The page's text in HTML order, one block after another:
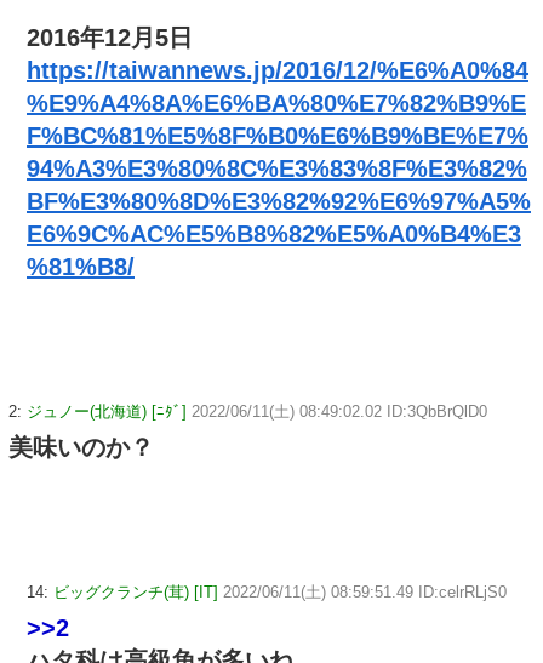
2016年12月5日
https://taiwannews.jp/2016/12/%E6%A0%84
%E9%A4%8A%E6%BA%80%E7%82%B9%E
F%BC%81%E5%8F%B0%E6%B9%BE%E7%
94%A3%E3%80%8C%E3%83%8F%E3%82%
BF%E3%80%8D%E3%82%92%E6%97%A5%
E6%9C%AC%E5%B8%82%E5%A0%B4%E3
%81%B8/
2: ジュノー(北海道) [ﾆﾀﾞ] 2022/06/11(土) 08:49:02.02 ID:3QbBrQlD0
美味いのか？
14: ビッグクランチ(茸) [IT] 2022/06/11(土) 08:59:51.49 ID:celrRLjS0
>>2